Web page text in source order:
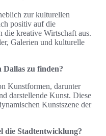
zur kulturellen
positiv auf die
kreative Wirtschaft aus.
Galerien und kulturelle
Dallas zu finden?
Kunstformen, darunter
darstellende Kunst. Diese
Kunstszene der
die Stadtentwicklung?